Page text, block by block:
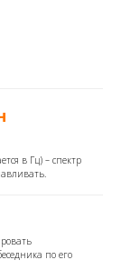
в Гц​​) – спектр
по его